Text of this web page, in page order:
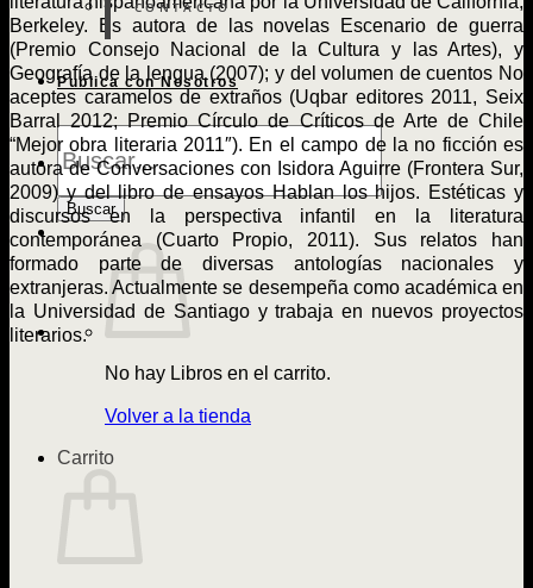
CONTACTO
Publica con Nosotros
Búsqueda
de
Libros
Buscar
No hay Libros en el carrito.
Volver a la tienda
Carrito
Berkeley. Es autora de las novelas Escenario de guerra
(Premio Consejo Nacional de la Cultura y las Artes), y
Geografía de la lengua (2007); y del volumen de cuentos No
aceptes caramelos de extraños (Uqbar editores 2011, Seix
Barral 2012; Premio Círculo de Críticos de Arte de Chile
“Mejor obra literaria 2011″). En el campo de la no ficción es
autora de Conversaciones con Isidora Aguirre (Frontera Sur,
2009) y del libro de ensayos Hablan los hijos. Estéticas y
discursos en la perspectiva infantil en la literatura
contemporánea (Cuarto Propio, 2011). Sus relatos han
formado parte de diversas antologías nacionales y
extranjeras. Actualmente se desempeña como académica en
la Universidad de Santiago y trabaja en nuevos proyectos
literarios.